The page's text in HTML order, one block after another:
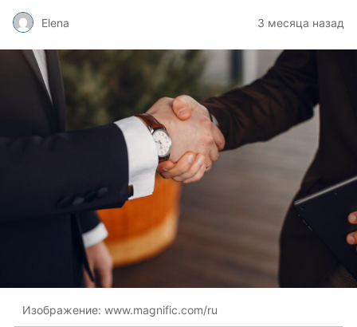
Elena 3 месяца назад
Изображение: www.magnific.com/ru